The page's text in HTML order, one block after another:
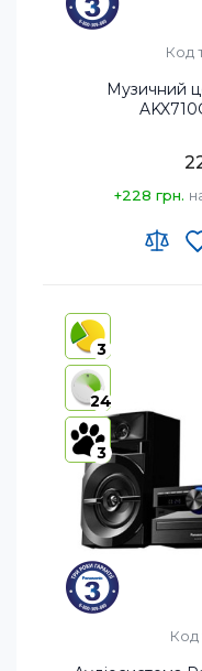
Код
Музичний
+228 грн.
Країна-виробник
AirPlay:
USB:Так
Bluetooth:Так
3
24
3
Код